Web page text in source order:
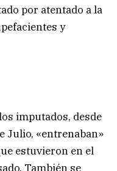
por atentado a la
y
imputados, desde
Julio, «entrenaban»
estuvieron en el
También se